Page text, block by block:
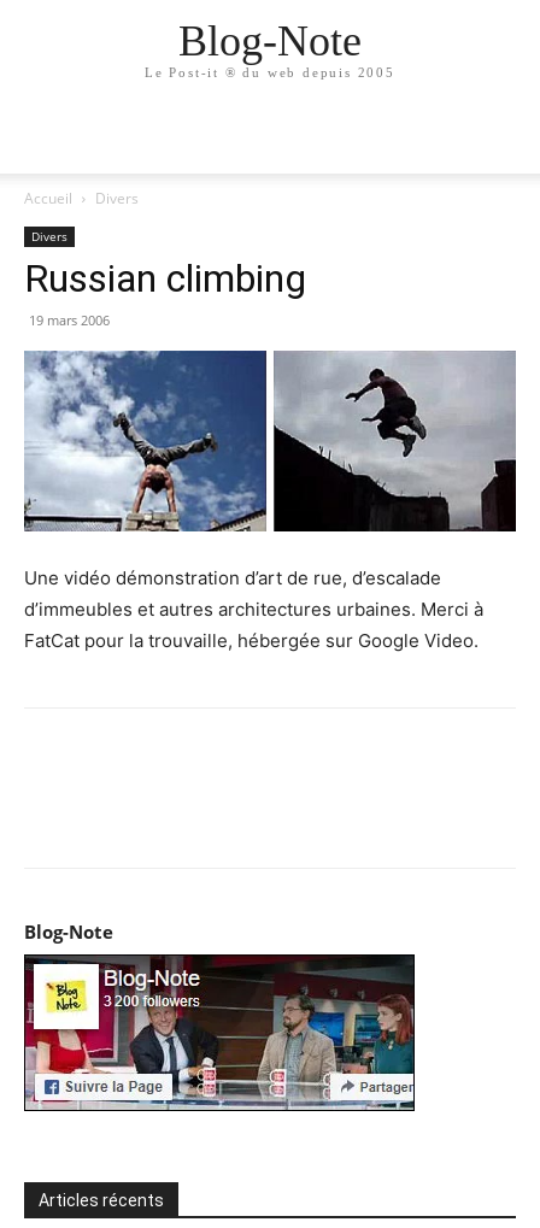
Blog-Note
Le Post-it ® du web depuis 2005
Accueil Divers
Divers
Russian climbing
19 mars 2006
Une vidéo démonstration d’art de rue, d’escalade
d’immeubles et autres architectures urbaines. Merci à
FatCat pour la trouvaille, hébergée sur Google Video.
Blog-Note
Articles récents